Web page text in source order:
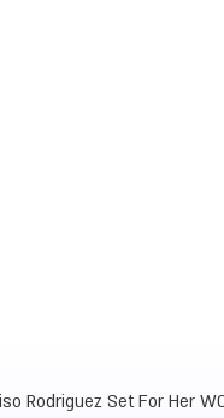
Rodriguez Set For Her